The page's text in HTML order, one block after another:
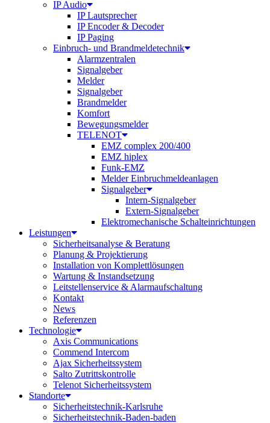
IP Audio
IP Lautsprecher
IP Encoder & Decoder
IP Paging
Einbruch- und Brandmeldetechnik
Alarmzentralen
Signalgeber
Melder
Signalgeber
Brandmelder
Komfort
Bewegungsmelder
TELENOT
EMZ complex 200/400
EMZ hiplex
Funk-EMZ
Melder Einbruchmeldeanlagen
Signalgeber
Intern-Signalgeber
Extern-Signalgeber
Elektromechanische Schalteinrichtungen
Leistungen
Sicherheitsanalyse & Beratung
Planung & Projektierung​
Installation von Komplettlösungen
Wartung & Instandsetzung
Leitstellenservice & Alarmaufschaltung
Kontakt
News
Referenzen
Technologie
Axis Communications
Commend Intercom
Ajax Sicherheitssystem​
Salto Zutrittskontrolle
Telenot Sicherheitssystem
Standorte
Sicherheitstechnik-Karlsruhe
Sicherheitstechnik-Baden-baden